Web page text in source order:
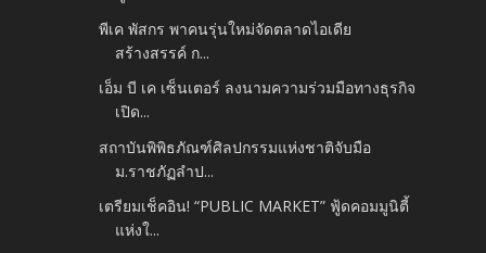
พีเค พัสกร พาคนรุ่นใหม่จัดตลาดไอเดีย
สร้างสรรค์ ก...
เอ็ม บี เค เซ็นเตอร์ ลงนามความร่วมมือทางธุรกิจ
เปิด...
สถาบันพิพิธภัณฑ์ศิลปกรรมแห่งชาติจับมือ
ม.ราชภัฏลำป...
เตรียมเช็คอิน! “PUBLIC MARKET” ฟู้ดคอมมูนิตี้
แห่งใ...